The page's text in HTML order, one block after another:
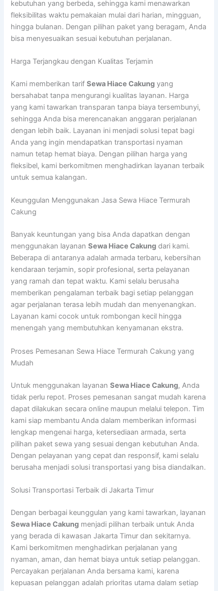
kebutuhan yang berbeda, sehingga kami menawarkan
fleksibilitas waktu pemakaian mulai dari harian, mingguan,
hingga bulanan. Dengan pilihan paket yang beragam, Anda
bisa menyesuaikan sesuai kebutuhan perjalanan.
Harga Terjangkau dengan Kualitas Terjamin
Kami memberikan tarifSewa Hiace Cakung yang
bersahabat tanpa mengurangi kualitas layanan. Harga
yang kami tawarkan transparan tanpa biaya tersembunyi,
sehingga Anda bisa merencanakan anggaran perjalanan
dengan lebih baik. Layanan ini menjadi solusi tepat bagi
Anda yang ingin mendapatkan transportasi nyaman
namun tetap hemat biaya. Dengan pilihan harga yang
fleksibel, kami berkomitmen menghadirkan layanan terbaik
untuk semua kalangan.
Keunggulan Menggunakan Jasa Sewa Hiace Termurah
Cakung
Banyak keuntungan yang bisa Anda dapatkan dengan
menggunakan layananSewa Hiace Cakung dari kami.
Beberapa di antaranya adalah armada terbaru, kebersihan
kendaraan terjamin, sopir profesional, serta pelayanan
yang ramah dan tepat waktu. Kami selalu berusaha
memberikan pengalaman terbaik bagi setiap pelanggan
agar perjalanan terasa lebih mudah dan menyenangkan.
Layanan kami cocok untuk rombongan kecil hingga
menengah yang membutuhkan kenyamanan ekstra.
Proses Pemesanan Sewa Hiace Termurah Cakung yang
Mudah
Untuk menggunakan layananSewa Hiace Cakung, Anda
tidak perlu repot. Proses pemesanan sangat mudah karena
dapat dilakukan secara online maupun melalui telepon. Tim
kami siap membantu Anda dalam memberikan informasi
lengkap mengenai harga, ketersediaan armada, serta
pilihan paket sewa yang sesuai dengan kebutuhan Anda.
Dengan pelayanan yang cepat dan responsif, kami selalu
berusaha menjadi solusi transportasi yang bisa diandalkan.
Solusi Transportasi Terbaik di Jakarta Timur
Dengan berbagai keunggulan yang kami tawarkan, layanan
Sewa Hiace Cakung menjadi pilihan terbaik untuk Anda
yang berada di kawasan Jakarta Timur dan sekitarnya.
Kami berkomitmen menghadirkan perjalanan yang
nyaman, aman, dan hemat biaya untuk setiap pelanggan.
Percayakan perjalanan Anda bersama kami, karena
kepuasan pelanggan adalah prioritas utama dalam setiap